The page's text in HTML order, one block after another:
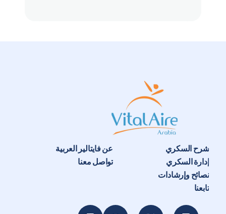
شرح السكري
إدارة السكري
نصائح وإرشادات
عن فايتالير العربية
تواصل معنا
تابعنا